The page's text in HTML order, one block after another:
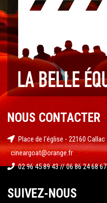
NOUS CONTACTER
Place de l'église - 22160 Callac
cineargoat@orange.fr
02 96 45 89 43 // 06 86 24 68 67
SUIVEZ-NOUS